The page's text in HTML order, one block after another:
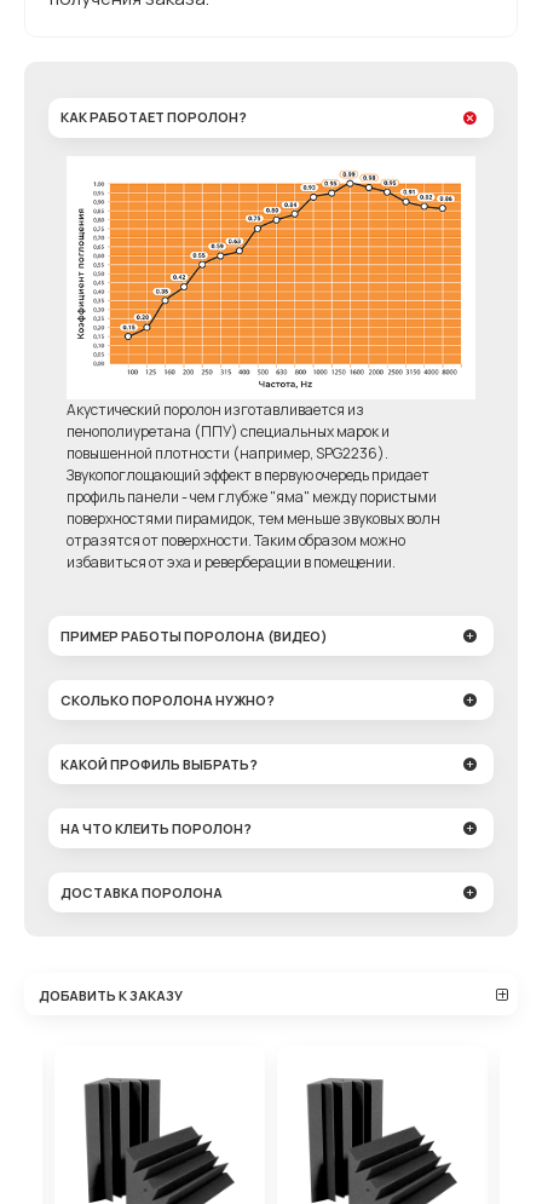
КАК РАБОТАЕТ ПОРОЛОН?
Акустический поролон изготавливается из
пенополиуретана (ППУ) специальных марок и
повышенной плотности (например, SPG2236).
Звукопоглощающий эффект в первую очередь придает
профиль панели - чем глубже "яма" между пористыми
поверхностями пирамидок, тем меньше звуковых волн
отразятся от поверхности. Таким образом можно
избавиться от эха и реверберации в помещении.
ПРИМЕР РАБОТЫ ПОРОЛОНА (ВИДЕО)
СКОЛЬКО ПОРОЛОНА НУЖНО?
КАКОЙ ПРОФИЛЬ ВЫБРАТЬ?
НА ЧТО КЛЕИТЬ ПОРОЛОН?
ДОСТАВКА ПОРОЛОНА
ДОБАВИТЬ К ЗАКАЗУ